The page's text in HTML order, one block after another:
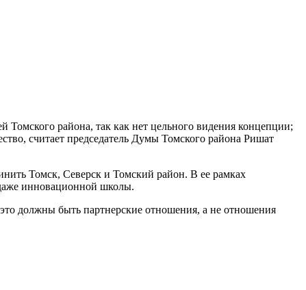
Томского района, так как нет цельного видения концепции;
считает председатель Думы Томского района Ришат
Томск, Северск и Томский район. В ее рамках
инновационной школы.
должны быть партнерские отношения, а не отношения